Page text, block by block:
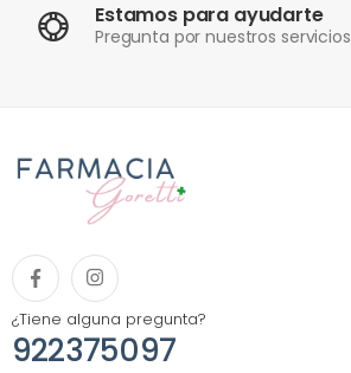
Estamos para ayudarte
Pregunta por nuestros servicios
¿Tiene alguna pregunta?
922375097